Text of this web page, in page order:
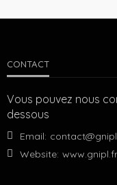
CONTACT
Vous pouvez nous
dessous
Email:
Website: www.gnipl.fr